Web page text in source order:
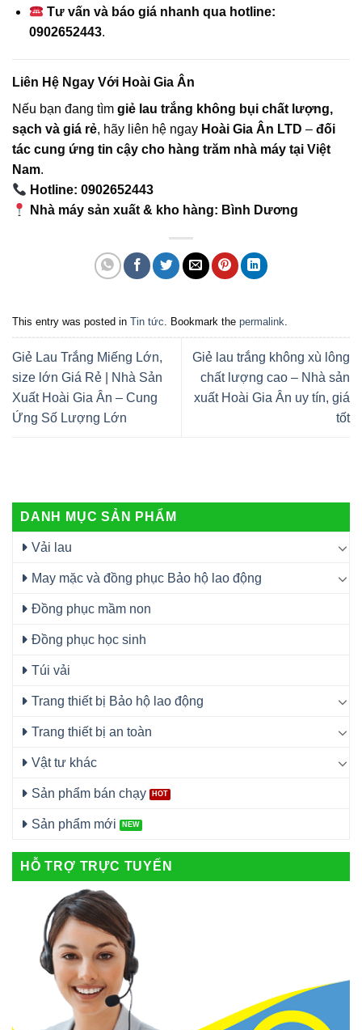
Tư vấn và báo giá nhanh qua hotline:
0902652443.
Liên Hệ Ngay Với Hoài Gia Ân
Nếu bạn đang tìm giẻ lau trắng không bụi chất lượng,
sạch và giá rẻ, hãy liên hệ ngay Hoài Gia Ân LTD – đối
tác cung ứng tin cậy cho hàng trăm nhà máy tại Việt
Nam.
Hotline: 0902652443
Nhà máy sản xuất & kho hàng: Bình Dương
This entry was posted in Tin tức. Bookmark the permalink.
Giẻ Lau Trắng Miếng Lớn,
size lớn Giá Rẻ | Nhà Sản
Xuất Hoài Gia Ân – Cung
Ứng Số Lượng Lớn
Giẻ lau trắng không xù lông
chất lượng cao – Nhà sản
xuất Hoài Gia Ân uy tín, giá
tốt
DANH MỤC SẢN PHẨM
Vải lau
May mặc và đồng phục Bảo hộ lao động
Đồng phục mầm non
Đồng phục học sinh
Túi vải
Trang thiết bị Bảo hộ lao động
Trang thiết bị an toàn
Vật tư khác
Sản phẩm bán chạy
Sản phẩm mới
HỖ TRỢ TRỰC TUYẾN